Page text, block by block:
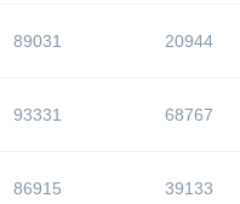
89031 20944
93331 68767
86915 39133